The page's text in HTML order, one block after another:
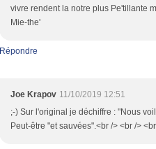
vivre rendent la notre plus Pe'tillante
Mie-the'
Répondre
Joe Krapov 11/10/2019 12:51
;-) Sur l'original je déchiffre : "Nous
Peut-être "et sauvées".<br /> <br />